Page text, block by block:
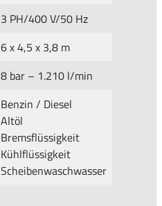
3 PH/400 V/50 Hz
6 x 4,5 x 3,8 m
8 bar – 1.210 l/min
Benzin / Diesel
Altöl
Bremsflüssigkeit
Kühlflüssigkeit
Scheibenwaschwasser